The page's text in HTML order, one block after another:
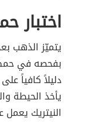
اختبار
يتميّز الذهب
بفحصه في حمض
دليلاً كافياً
يأخذ الحيطة
النيتريك